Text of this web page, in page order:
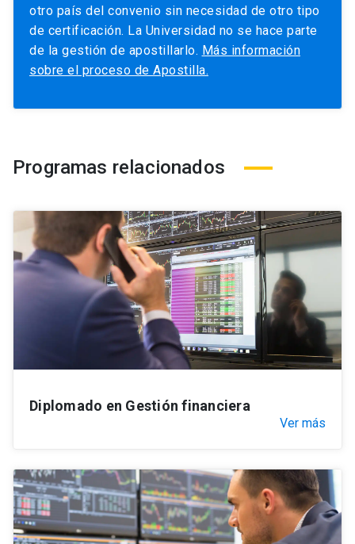
otro país del convenio sin necesidad de otro tipo
de certificación. La Universidad no se hace parte
de la gestión de apostillarlo. Más información
sobre el proceso de Apostilla.
Programas relacionados
Diplomado en Gestión financiera
Ver más